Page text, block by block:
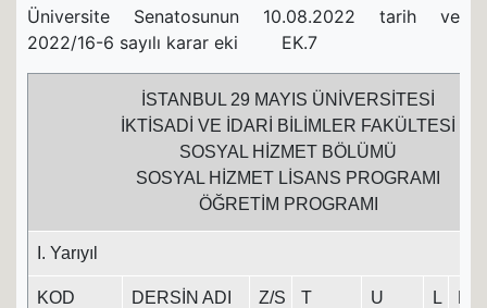
Üniversite Senatosunun 10.08.2022 tarih ve
2022/16-6 sayılı karar eki EK.7
İSTANBUL 29 MAYIS ÜNİVERSİTESİ
İKTİSADİ VE İDARİ BİLİMLER FAKÜLTESİ
SOSYAL HİZMET BÖLÜMÜ
SOSYAL HİZMET LİSANS PROGRAMI
ÖĞRETİM PROGRAMI
I. Yarıyıl
KOD DERSİN ADI Z/S T U L